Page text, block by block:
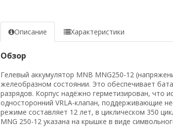
Описание Характеристики
Обзор
Гелевый аккумулятор MNB MNG250-12
желеобразном состоянии. Это обеспечивает
разрядов. Корпус надёжно герметизирован, что
односторонний VRLA-клапан, поддерживающие
режиме составляет 12 лет, в циклическом 350
MNG 250-12 указана на крышке в виде